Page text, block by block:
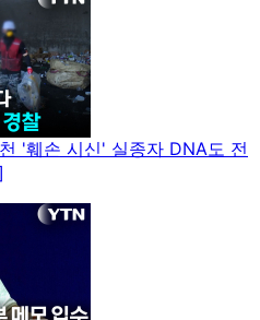
'훼손 시신' 실종자 DNA도 전